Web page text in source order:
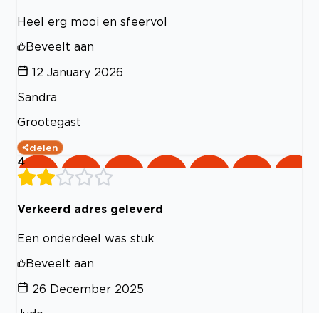
Heel erg mooi en sfeervol
Beveelt aan
12 January 2026
Sandra
Grootegast
delen
4
Verkeerd adres geleverd
Een onderdeel was stuk
Beveelt aan
26 December 2025